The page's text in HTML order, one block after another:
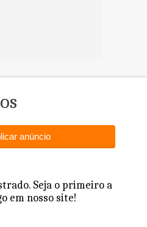
anúncio
Seja o primeiro a
em nosso site!